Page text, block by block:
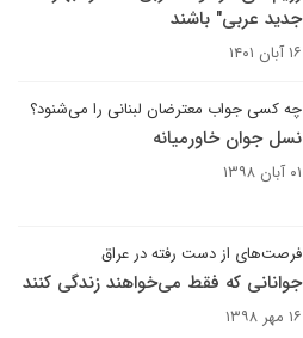
جدید عربی" باشند
۱۶ آبان ۱۴۰۱
چه کسی جواب معترضان لبنانی را می‌شنود؟
نسل جوان خاورمیانه
۰۱ آبان ۱۳۹۸
فرصت‌های از دست رفته در عراق
جوانانی که فقط می‌خواهند زندگی کنند
۱۶ مهر ۱۳۹۸